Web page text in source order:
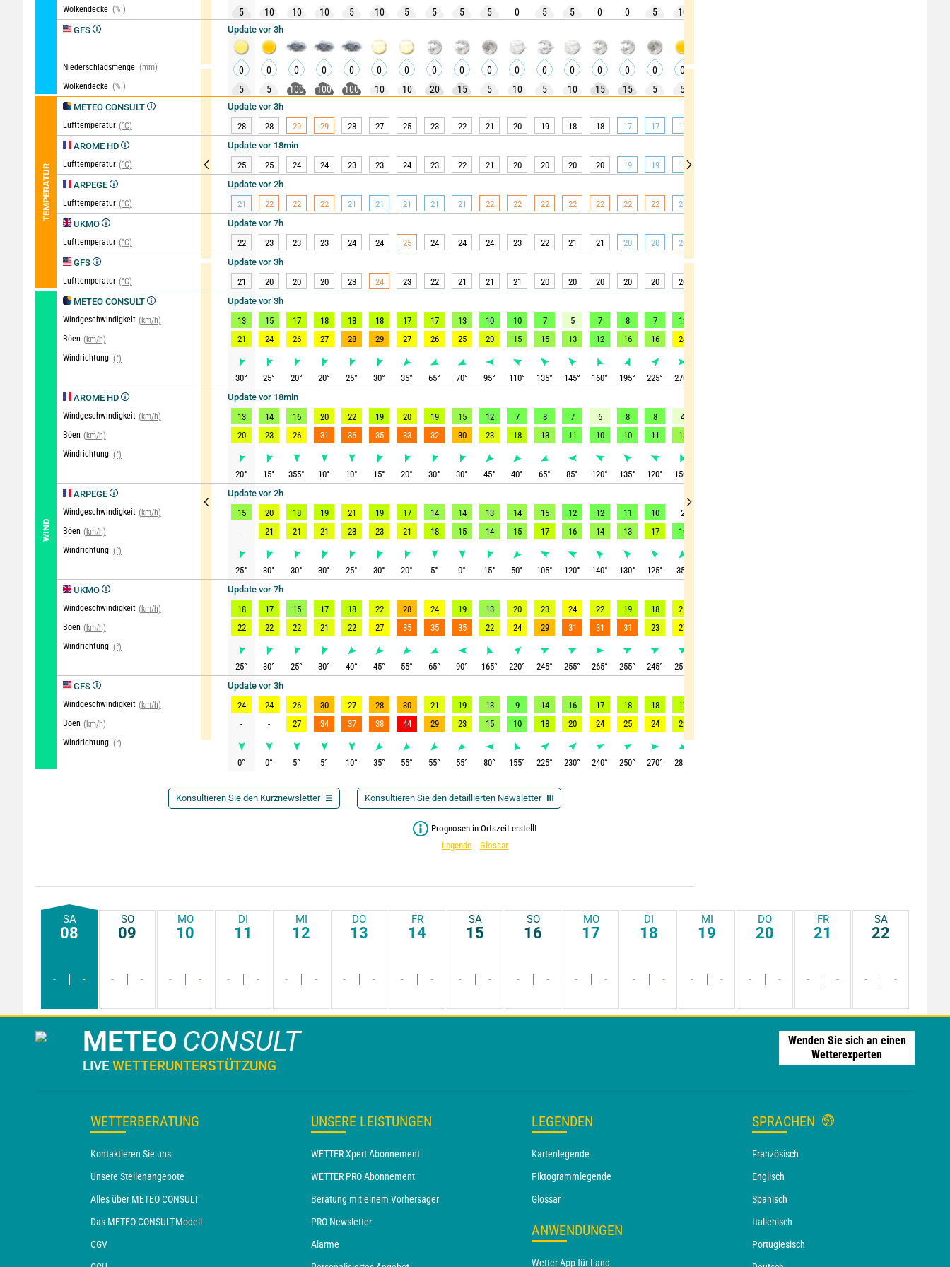
Wolkendecke (%.)
GFS
Niederschlagsmenge (mm)
Wolkendecke (%.)
TEMPERATUR
METEO CONSULT
Lufttemperatur (°C)
AROME HD
Lufttemperatur (°C)
ARPEGE
Lufttemperatur (°C)
UKMO
Lufttemperatur (°C)
GFS
Lufttemperatur (°C)
WIND
METEO CONSULT
Windgeschwindigkeit (km/h)
Böen (km/h)
Windrichtung (°)
AROME HD
Windgeschwindigkeit (km/h)
Böen (km/h)
Windrichtung (°)
ARPEGE
Windgeschwindigkeit (km/h)
Böen (km/h)
Windrichtung (°)
UKMO
Windgeschwindigkeit (km/h)
Böen (km/h)
Windrichtung (°)
GFS
Windgeschwindigkeit (km/h)
Böen (km/h)
Windrichtung (°)
5
10 10 10 5 10 5 5 5 5 0 5 5 0 0 5 10
Update vor 3h
0 0 0 0 0 0 0 0 0 0 0 0 0 0 0 0 0
5
5 100 100 100 10 10 20 15 5 10 5 10 15 15 5 5
Update vor 3h
28
28 29 29 28 27 25 23 22 21 20 19 18 18 17 17 17
Update vor 18min
25
25 24 24 23 23 24 23 22 21 20 20 20 20 19 19 19
Update vor 2h
21
22 22 22 21 21 21 21 21 22 22 22 22 22 22 22 21
Update vor 7h
22
23 23 23 24 24 25 24 24 24 23 22 21 21 20 20 20
Update vor 3h
21
20 20 20 23 24 23 22 21 21 21 20 20 20 20 20 20
Update vor 3h
13
15 17 18 18 18 17 17 13 10 10 7 5 7 8 7 12
21
24 26 27 28 29 27 26 25 20 15 15 13 12 16 16 24
30° 25° 20° 20° 25° 30° 35° 65° 70° 95° 110° 135° 145° 160° 195° 225° 270
Update vor 18min
13
14 16 20 22 19 20 19 15 12 7 8 7 6 8 8 4
20
23 26 31 36 35 33 32 30 23 18 13 11 10 10 11 13
20° 15° 355° 10° 10° 15° 20° 30° 30° 45° 40° 65° 85° 120° 135° 120° 150
Update vor 2h
15
20 18 19 21 19 17 14 14 13 14 15 12 12 11 10 2
-
21 21 21 23 23 21 18 15 14 15 17 16 14 13 17 10
25° 30° 30° 30° 25° 30° 20° 5° 0° 15° 50° 105° 120° 140° 130° 125° 35
Update vor 7h
18
17 15 17 18 22 28 24 19 13 20 23 24 22 19 18 21
22
22 22 21 22 27 35 35 35 22 24 29 31 31 31 23 27
25° 30° 25° 30° 40° 45° 55° 65° 90° 165° 220° 245° 255° 265° 255° 245° 255
Update vor 3h
24
24 26 30 27 28 30 21 19 13 9 14 16 17 18 18 17
-
- 27 34 37 38 44 29 23 15 10 18 20 24 25 24 22
0° 0° 5° 5° 10° 35° 55° 55° 55° 80° 155° 225° 230° 240° 250° 270° 285
Konsultieren Sie den Kurznewsletter Konsultieren Sie den detaillierten Newsletter
Prognosen in Ortszeit erstellt
Legende
Glossar
SA
08
- -
SO
09
- -
MO
10
- -
DI
11
- -
MI
12
- -
DO
13
- -
FR
14
- -
SA
15
- -
SO
16
- -
MO
17
- -
DI
18
- -
MI
19
- -
DO
20
- -
FR
21
- -
SA
22
- -
METEO CONSULT
LIVEWETTERUNTERSTÜTZUNG
Wenden Sie sich an einen
Wetterexperten
WETTERBERATUNG
Kontaktieren Sie uns
Unsere Stellenangebote
Alles über METEO CONSULT
Das METEO CONSULT-Modell
CGV
UNSERE LEISTUNGEN
WETTER Xpert Abonnement
WETTER PRO Abonnement
Beratung mit einem Vorhersager
PRO-Newsletter
Alarme
LEGENDEN
Kartenlegende
Piktogrammlegende
Glossar
ANWENDUNGEN
Wetter-App für Land
SPRACHEN
Französisch
Englisch
Spanisch
Italienisch
Portugiesisch